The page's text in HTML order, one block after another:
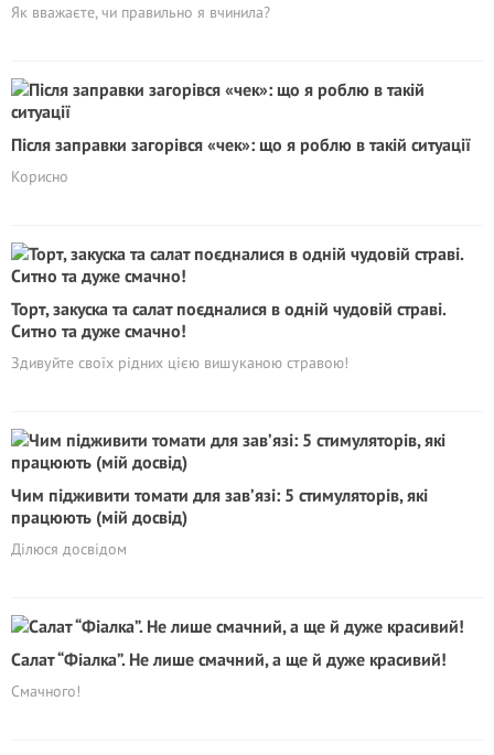
Як вважаєте, чи правильно я вчинила?
Після заправки загорівся «чек»: що я роблю в такій ситуації
Корисно
Торт, закуска та салат поєдналися в одній чудовій страві.
Ситно та дуже смачно!
Здивуйте своїх рідних цією вишуканою стравою!
Чим підживити томати для зав’язі: 5 стимуляторів, які
працюють (мій досвід)
Ділюся досвідом
Салат “Фіалка”. Не лише смачний, а ще й дуже красивий!
Смачного!